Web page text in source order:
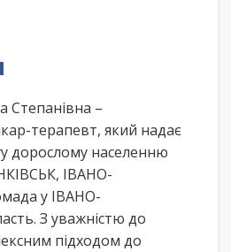
Степанівна –
терапевт, який надає
дорослому населенню
ІВАНО-
у ІВАНО-
З уважністю до
підходом до